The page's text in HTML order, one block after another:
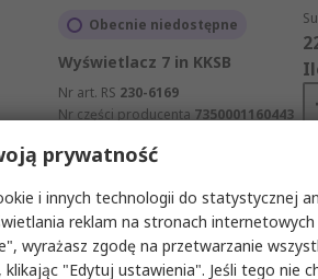
Obecnie niedostępne
Wyświetlacz 7 in KKSB
Nr art. RS 230-6169
Nr części producenta 7350001160443
prywatność
i innych technologii do statystycznej
reklam na stronach
wyrażasz zgodę na przetwarzanie
"Edytuj ustawienia". Jeśli tego nie